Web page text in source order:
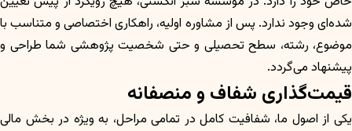
شده‌ای وجود ندارد. پس از مشاوره اولیه، راهکاری اختصاصی و متناسب با
موضوع، رشته، سطح تحصیلی و حتی شخصیت پژوهشی شما طراحی و
پیشنهاد می‌گردد.
قیمت‌گذاری شفاف و منصفانه
یکی از اصول ما، شفافیت کامل در تمامی مراحل، به ویژه در بخش مالی